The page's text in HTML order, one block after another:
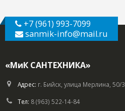
+7 (961) 993-7099
sanmik-info@mail.ru
«МиК САНТЕХНИКА»
Адрес: г. Бийск, улица Мерлина, 50/3
Тел: 8 (963) 522-14-84